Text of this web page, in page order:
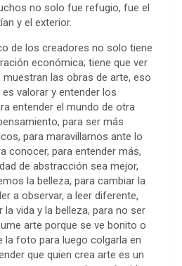
no solo fue refugio, fue el
y el exterior.
de los creadores no solo tiene
económica; tiene que ver
las obras de arte, eso
valorar y entender los
entender el mundo de otra
para ser más
para maravillarnos ante lo
conocer, para entender más,
de abstracción sea mejor,
la belleza, para cambiar la
a observar, a leer diferente,
vida y la belleza, para no ser
arte porque se ve bonito o
la foto para luego colgarla en
que quien crea arte es un